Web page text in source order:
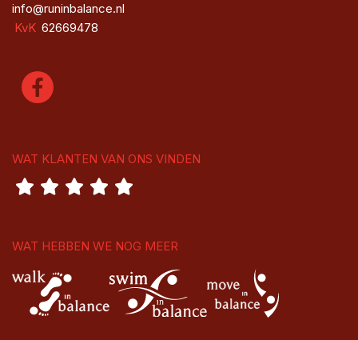
info@runinbalance.nl
KvK 62669478
WAT KLANTEN VAN ONS VINDEN
WAT HEBBEN WE NOG MEER